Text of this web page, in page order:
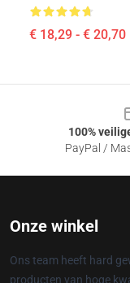
€ 18,29 - € 20,70
100%
PayPal /
Onze winkel
Ons team heeft hard
producten van hoge